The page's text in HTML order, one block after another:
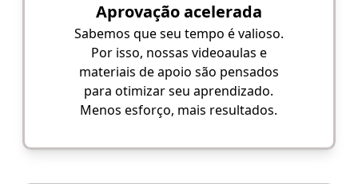
Aprovação acelerada
Sabemos que seu tempo é valioso.
Por isso, nossas videoaulas e
materiais de apoio são pensados
para otimizar seu aprendizado.
Menos esforço, mais resultados.